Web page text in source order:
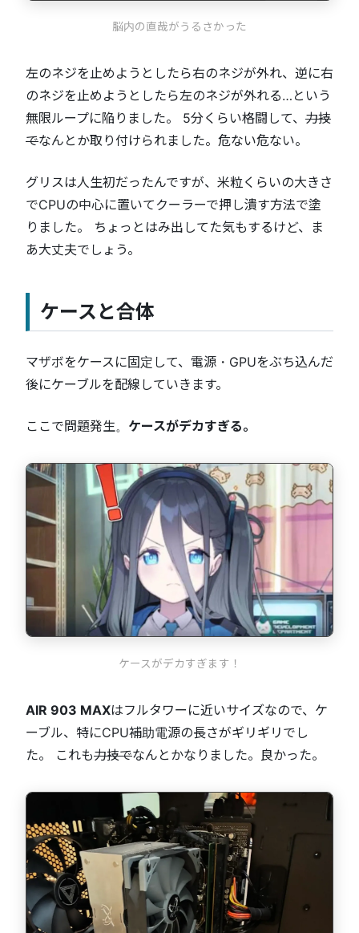
脳内の直哉がうるさかった
左のネジを止めようとしたら右のネジが外れ、逆に右
のネジを止めようとしたら左のネジが外れる…という
無限ループに陥りました。 5分くらい格闘して、 力技
でなんとか取り付けられました。危ない危ない。
グリスは人生初だったんですが、米粒くらいの大きさ
でCPUの中心に置いてクーラーで押し潰す方法で塗
りました。 ちょっとはみ出してた気もするけど、ま
あ大丈夫でしょう。
ケースと合体
マザボをケースに固定して、電源・GPUをぶち込んだ
後にケーブルを配線していきます。
ここで問題発生。 ケースがデカすぎる。
ケースがデカすぎます！
AIR 903 MAXはフルタワーに近いサイズなので、ケ
ーブル、特にCPU補助電源の長さがギリギリでし
た。 これも力技でなんとかなりました。良かった。